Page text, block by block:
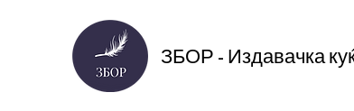
ЗБОР - Издавачка